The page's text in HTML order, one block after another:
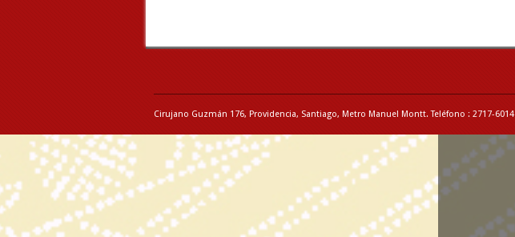
Cirujano Guzmán 176, Providencia, Santiago, Metro Manuel Montt. Teléfono : 2717-6014